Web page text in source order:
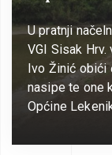
U pratnji
VGI Sisak
Ivo Žinić obići
nasipe te one
Općine